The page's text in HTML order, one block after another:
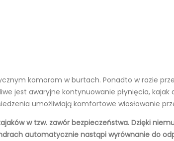
komorom w burtach. Ponadto w razie
jest awaryjne kontynuowanie płynięcia, kajak
umożliwiają komfortowe wiosłowanie
w tzw. zawór bezpieczeństwa. Dzięki
automatycznie nastąpi wyrównanie do